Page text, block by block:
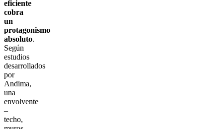
eficiente
cobra
un
protagonismo
absoluto.
Según
estudios
desarrollados
por
Andima,
una
envolvente
–
techo,